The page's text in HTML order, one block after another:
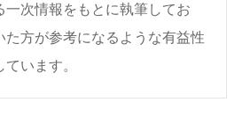
一次情報をもとに執筆してお
た方が参考になるような有益性
います。